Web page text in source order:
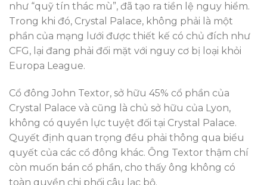
như “quỹ tín thác mù”, đã tạo ra tiền lệ nguy hiểm.
Trong khi đó, Crystal Palace, không phải là một
phần của mạng lưới được thiết kế có chủ đích như
CFG, lại đang phải đối mặt với nguy cơ bị loại khỏi
Europa League.
Cổ đông John Textor, sở hữu 45% cổ phần của
Crystal Palace và cũng là chủ sở hữu của Lyon,
không có quyền lực tuyệt đối tại Crystal Palace.
Quyết định quan trọng đều phải thông qua biểu
quyết của các cổ đông khác. Ông Textor thậm chí
còn muốn bán cổ phần, cho thấy ông không có
toàn quyền chi phối câu lạc bộ.